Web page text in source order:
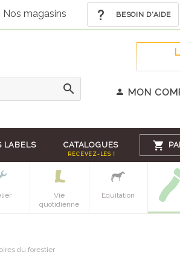
Nos magasins BESOIN D'AIDE
MON
LABELS CATALOGUES
RECEVEZ-LES !
Vie
quotidienne
Equitation
du forestier